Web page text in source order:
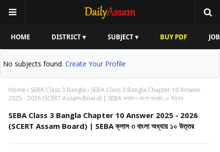
HOME DISTRICT ▾ SUBJECT ▾ BUY PDF
No subjects found. Create Your Profile
Home SEBA Class 3 Bangla
SEBA Class 3 Bangla Chapter 10 Answer
2025 - 2026 (SCERT Assam Board) | SEBA ক্লাস ৩ বাংলা অধ্যায় ১০ উত্তর
SEBA Class 3 Bangla Chapter 10 Answer 2025 - 2026
(SCERT Assam Board) | SEBA ক্লাস ৩ বাংলা অধ্যায় ১০ উত্তর